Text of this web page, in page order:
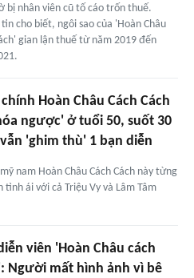
bị nhân viên cũ tố cáo trốn thuế.
cho biết, ngôi sao của 'Hoàn Châu
gian lận thuế từ năm 2019 đến
Hoàn Châu Cách Cách
ngược' ở tuổi 50, suốt 30
'ghim thù' 1 bạn diễn
nam Hoàn Châu Cách Cách này từng
tình ái với cả Triệu Vy và Lâm Tâm
viên 'Hoàn Châu cách
Người mất hình ảnh vì bê